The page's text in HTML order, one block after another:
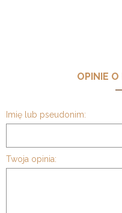
OPINIE
Imię lub pseudonim:
Twoja opinia: